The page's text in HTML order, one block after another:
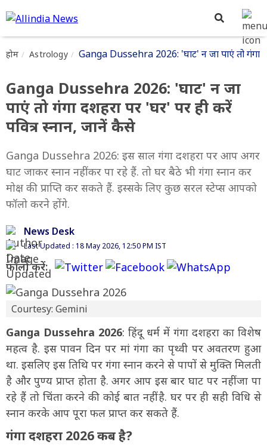
होम Astrology Ganga Dussehra 2026: 'घाट' न जा पाएं तो गंगा
Ganga Dussehra 2026: 'घाट' न जा
पाएं तो गंगा दशहरा पर 'घर' पर ही करें
पवित्र स्नान, जानें कैसे
Ganga Dussehra 2026: इस साल गंगा दशहरा पर आप अगर
घाट जाकर स्नान नहीं कर पा रहे हैं. तो घर बैठे भी गंगा स्नान कर
मोक्ष की प्राप्ति कर सकते हैं. इस्सके लिए कुछ सरल स्टेप्स आपको
फॉलो करने होंगे.
News Desk
Last Updated : 18 May 2026, 12:50 PM IST
फॉलो करें:
Courtesy: Gemini
Ganga Dussehra 2026: हिंदू धर्म में गंगा दशहरा का विशेष
महत्व है. इस पावन दिन पर मां गंगा का पृथ्वी पर अवतरण हुआ
था. इसलिए इस तिथि पर गंगा स्नान करने से पापों से मुक्ति मिलती
है और पुण्य प्राप्त होता है. अगर आप इस बार घाट पर नहीं जा पा
रहे हैं तो चिंता करने की कोई बात नहीं है. घर पर ही सही विधि से
स्नान करके आप पूरा फल प्राप्त कर सकते हैं.
गंगा दशहरा 2026 कब है?